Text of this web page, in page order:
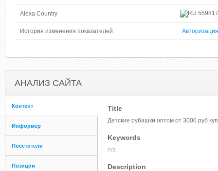
Alexa Country 559817
История изменения показателей Авторизация
АНАЛИЗ САЙТА
Контент
Информер
Посетители
Позиции
Title
Детские рубашки оптом от 3000 руб
Keywords
n/a
Description